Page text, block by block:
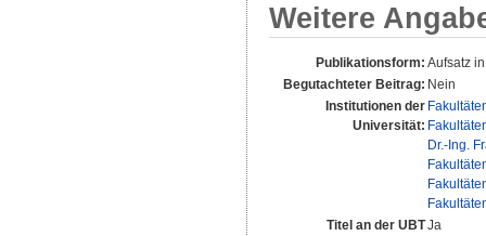
Weitere
Publikationsform: Aufsatz
Begutachteter Beitrag: Nein
Institutionen der
Universität:
Dr.-Ing.
Titel an der UBTJa